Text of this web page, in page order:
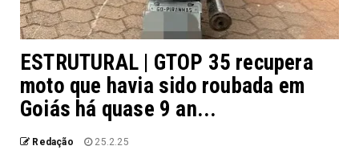
ESTRUTURAL | GTOP 35 recupera
moto que havia sido roubada em
Goiás há quase 9 an...
Redação 25.2.25